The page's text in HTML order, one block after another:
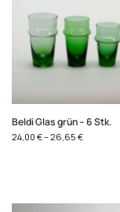
Beldi Glas grün – 6 Stk.
24,00 €–26,65 €